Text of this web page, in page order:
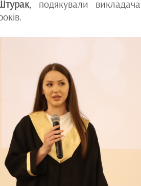
, подякували